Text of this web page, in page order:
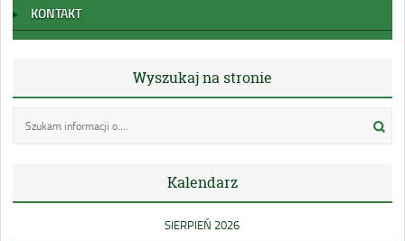
KONTAKT
Wyszukaj na stronie
Kalendarz
SIERPIEŃ 2026